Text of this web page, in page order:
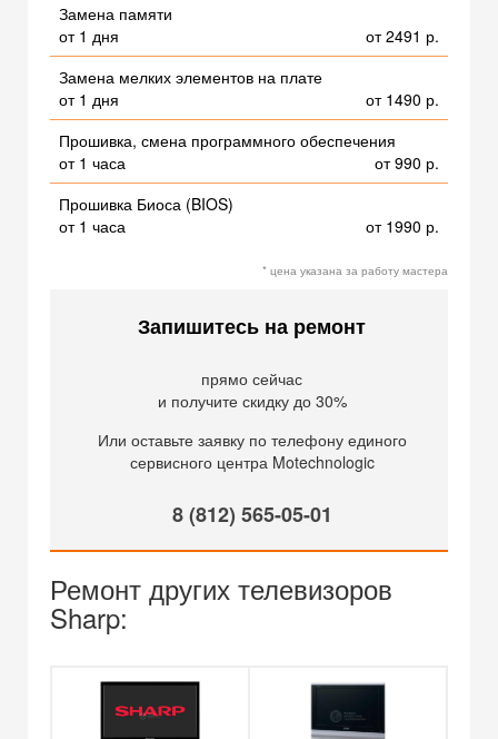
Замена памяти
от 1 дня
от 2491 р.
Замена мелких элементов на плате
от 1 дня
от 1490 р.
Прошивка, смена программного обеспечения
от 1 часа
от 990 р.
Прошивка Биоса (BIOS)
от 1 часа
от 1990 р.
* цена указана за работу мастера
Запишитесь на ремонт
прямо сейчас
и получите скидку до 30%
Или оставьте заявку по телефону единого
сервисного центра Motechnologic
8 (812) 565-05-01
Ремонт других телевизоров
Sharp: